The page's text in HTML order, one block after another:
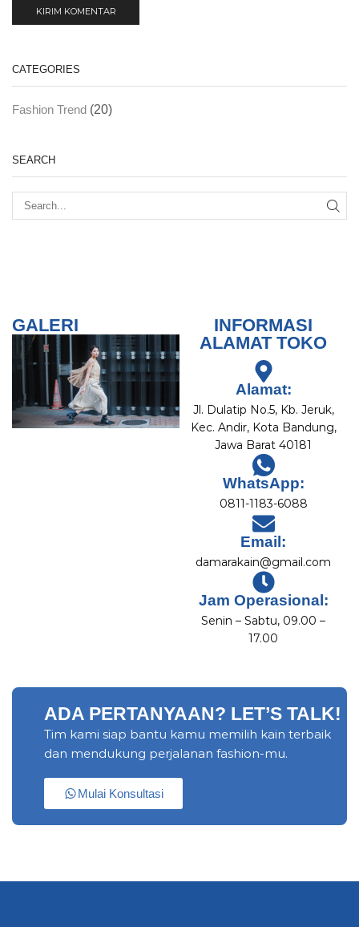
CATEGORIES
Fashion Trend (20)
SEARCH
GALERI
INFORMASI
ALAMAT TOKO
Alamat:
Jl. Dulatip No.5, Kb. Jeruk,
Kec. Andir, Kota Bandung,
Jawa Barat 40181
WhatsApp:
0811-1183-6088
Email:
damarakain@gmail.com
Jam Operasional:
Senin – Sabtu, 09.00 –
17.00
ADA PERTANYAAN? LET’S TALK!
Tim kami siap bantu kamu memilih kain terbaik
dan mendukung perjalanan fashion-mu.
Mulai Konsultasi